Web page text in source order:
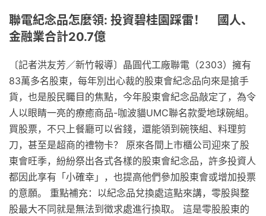
聯電紀念品怎麼領: 投資碧桂園踩雷！ 國人、
金融業合計20.7億
〔記者洪友芳／新竹報導〕晶圓代工廠聯電（2303）擁有
83萬多名股東，每年別出心裁的股東會紀念品向來是搶手
貨，也是股民矚目的焦點，今年股東會紀念品敲定了，為令
人以眼睛一亮的療癒商品-咖波貓UMC聯名款愛地球碗組。
買股票，不只上餐廳可以省錢，還能領到碗筷組、料理剪
刀，甚至是超商的禮物卡？ 原來各間上市櫃公司迎來了股
東會旺季，紛紛祭出各式各樣的股東會紀念品，許多投資人
都因此享有「小確幸」，也提高他們參加股東會或增加投票
的意願。 重點補充：以紀念品兌換處這點來講，零股與整
股最大不同就是無法到徵求處進行換取。 這是零股股東的